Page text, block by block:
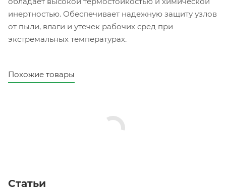
инертностью. Обеспечивает надежную защиту узлов
от пыли, влаги и утечек рабочих сред при
экстремальных температурах.
Похожие товары
Статьи